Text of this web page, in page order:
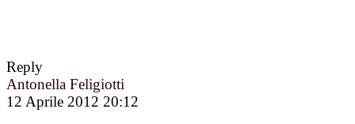
Reply
Antonella Feligiotti
12 Aprile 2012 20:12